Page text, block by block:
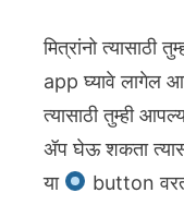
मित्रांनो त्यासाठी
app घ्यावे लागेल
त्यासाठी तुम्ही
ॲप घेऊ शकता
या
button